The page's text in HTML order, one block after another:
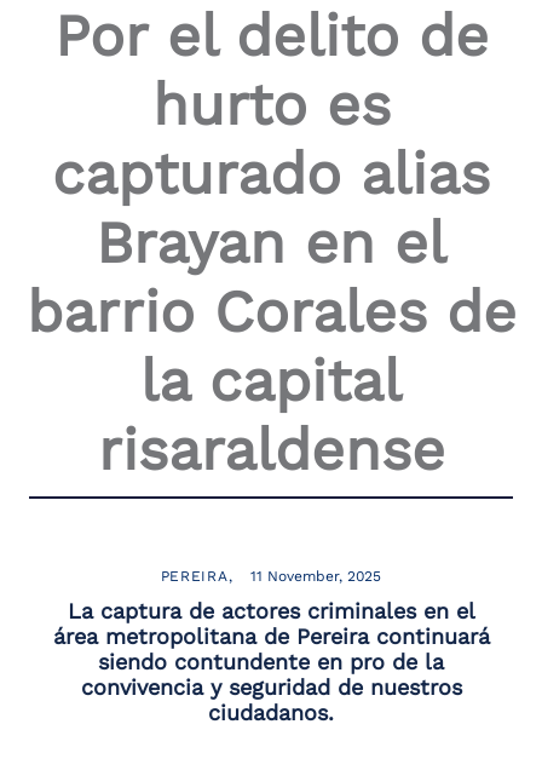
Por el delito de
hurto es
capturado alias
Brayan en el
barrio Corales de
la capital
risaraldense
PEREIRA 11 November, 2025
La captura de actores criminales en el
área metropolitana de Pereira continuará
siendo contundente en pro de la
convivencia y seguridad de nuestros
ciudadanos.